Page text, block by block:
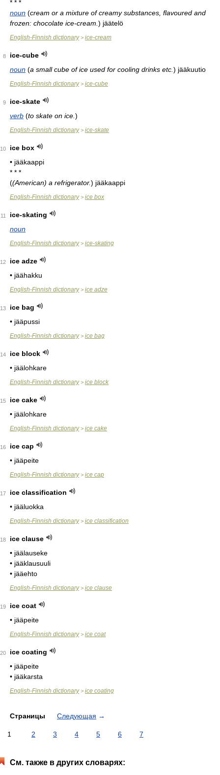
* * *
noun (cream or a mixture of creamy substances, flavoured and
frozen: chocolate ice-cream. ) jäätelö
English-Finnish dictionary> ice-cream
8
ice-cube
noun (a small cube of ice used for cooling drinks etc. ) jääkuutio
English-Finnish dictionary> ice-cube
9
ice-skate
verb (to skate on ice. )
English-Finnish dictionary> ice-skate
10
ice box
• jääkaappi
* * *
((American) a refrigerator.) jääkaappi
English-Finnish dictionary> ice box
11
ice-skating
noun
English-Finnish dictionary> ice-skating
12
ice adze
• jäähakku
English-Finnish dictionary> ice adze
13
ice bag
• jääpussi
English-Finnish dictionary> ice bag
14
ice block
• jäälohkare
English-Finnish dictionary> ice block
15
ice cake
• jäälohkare
English-Finnish dictionary> ice cake
16
ice cap
• jääpeite
English-Finnish dictionary> ice cap
17
ice classification
• jääluokka
English-Finnish dictionary> ice classification
18
ice clause
• jäälauseke
• jääklausuuli
• jääehto
English-Finnish dictionary> ice clause
19
ice coat
• jääpeite
English-Finnish dictionary> ice coat
20
ice coating
• jääpeite
• jääkarsta
English-Finnish dictionary> ice coating
Страницы Следующая →
1 2 3 4 5 6 7
См. также в других словарях: